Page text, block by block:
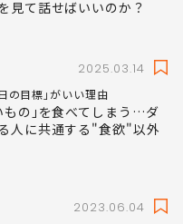
見て話せばいいのか？
2025.03.14
の目標｣がいい理由
もの｣を食べてしまう…ダ
人に共通する"食欲"以外
2023.06.04